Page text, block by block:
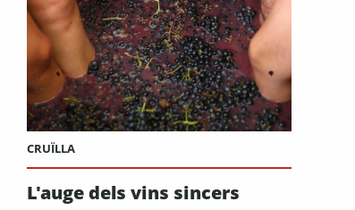
CRUÏLLA
L'auge dels vins sincers